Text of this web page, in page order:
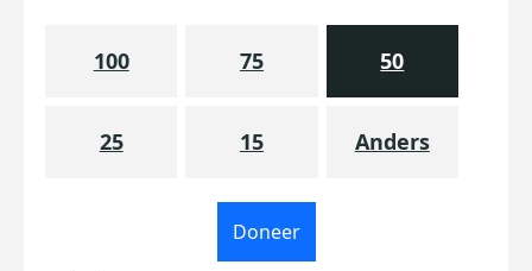
100 75 50
25 15 Anders
Doneer